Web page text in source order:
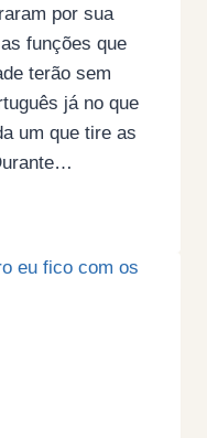
por sua
funções que
terão sem
já no que
um que tire as